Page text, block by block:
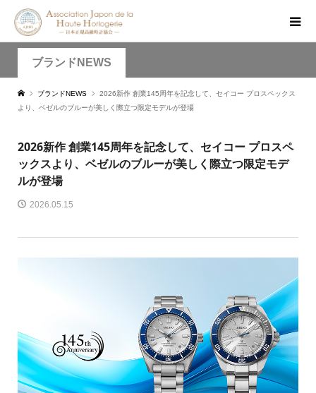
ブランドNEWS
ブランドNEWS
2026新作 創業145周年を記念して、セイコー プロスペックス
より、ベゼルのブルーが美しく際立つ限定モデルが登場
2026新作 創業145周年を記念して、セイコー プロスペ
ックスより、ベゼルのブルーが美しく際立つ限定モデ
ルが登場
2026.05.15